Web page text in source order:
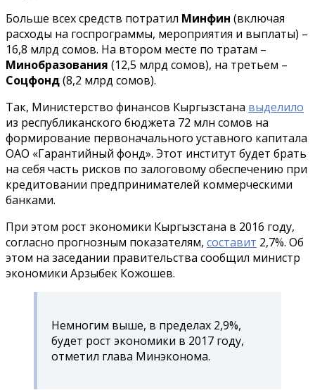
Больше всех средств потратил Минфин (включая
расходы на госпрограммы, мероприятия и выплаты) –
16,8 млрд сомов. На втором месте по тратам –
Минобразования (12,5 млрд сомов), на третьем –
Соцфонд(8,2 млрд сомов).
Так, Министерство финансов Кыргызстана выделило
из республиканского бюджета 72 млн сомов на
формирование первоначального уставного капитала
ОАО «Гарантийный фонд». Этот институт будет брать
на себя часть рисков по залоговому обеспечению при
кредитовании предпринимателей коммерческими
банками.
При этом рост экономики Кыргызстана в 2016 году,
согласно прогнозным показателям, составит 2,7%. Об
этом на заседании правительства сообщил министр
экономики Арзыбек Кожошев.
Немногим выше, в пределах 2,9%,
будет рост экономики в 2017 году,
отметил глава Минэконома.